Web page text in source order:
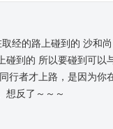
经的路上碰到的 沙和尚
碰到的 所以要碰到可以
行者才上路，是因为你
想反了～～～